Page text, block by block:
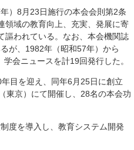
）8月23日施行の本会会則第2条
領域の教育向上、充実、発展に寄
謳われている。なお、本会機関誌
が、1982年（昭和57年）から
会ニュースを計19回発行した。
目を迎え、同年6月25日に創立
東京）にて開催し、28名の本会功
度を導入し、教育システム開発